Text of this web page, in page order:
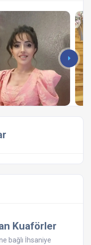
Kuaförler
bağlı İhsaniye